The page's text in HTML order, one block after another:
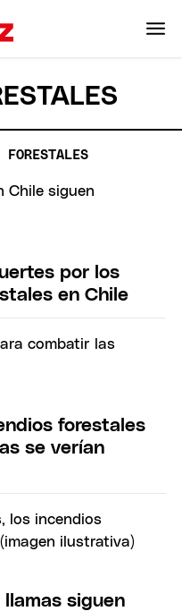
por los
en Chile
forestales
se verían
siguen